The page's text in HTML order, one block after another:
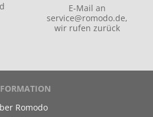
E-Mail an
service@romodo.de,
wir rufen zurück
Romodo